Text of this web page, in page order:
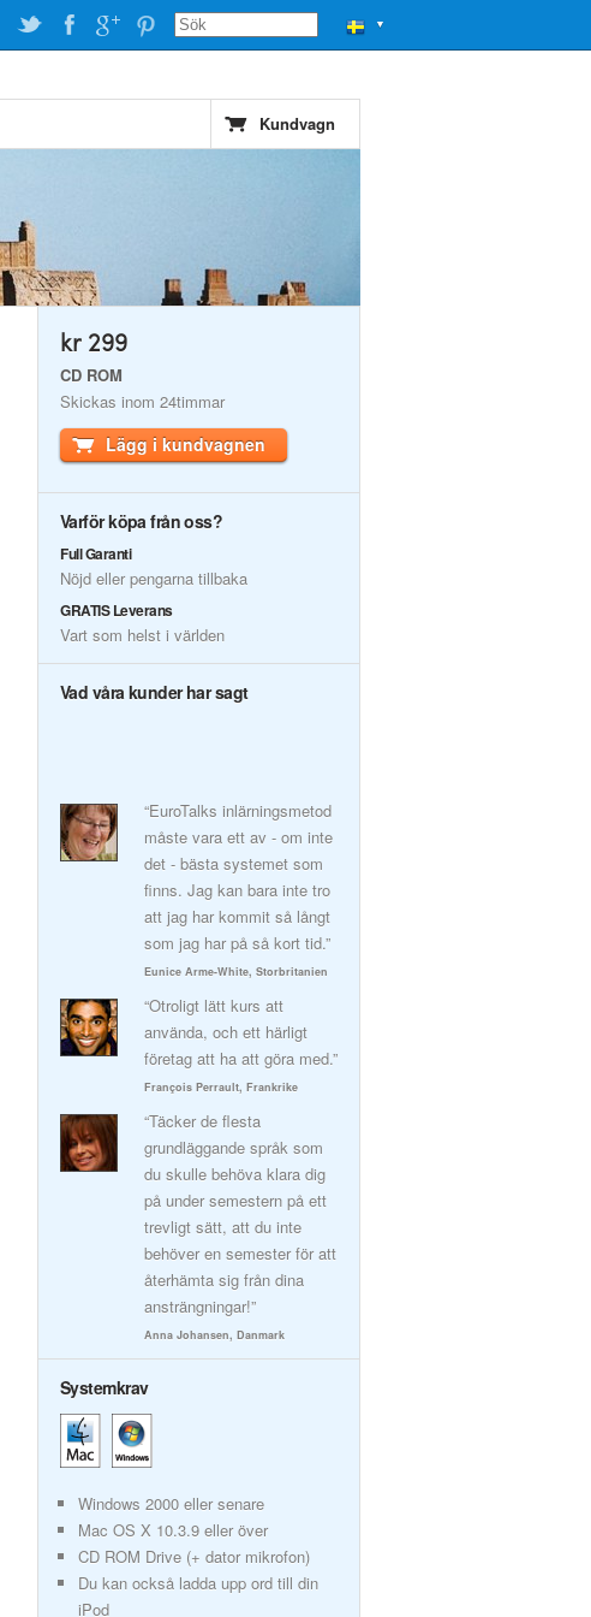
▼
Kundvagn
kr 299
CD ROM
Skickas inom 24timmar
Lägg i kundvagnen
Varför köpa från oss?
Full Garanti
Nöjd eller pengarna tillbaka
GRATIS Leverans
Vart som helst i världen
Vad våra kunder har sagt
“EuroTalks inlärningsmetod
måste vara ett av - om inte
det - bästa systemet som
finns. Jag kan bara inte tro
att jag har kommit så långt
som jag har på så kort tid.”
Eunice Arme-White, Storbritanien
“Otroligt lätt kurs att
använda, och ett härligt
företag att ha att göra med.”
François Perrault, Frankrike
“Täcker de flesta
grundläggande språk som
du skulle behöva klara dig
på under semestern på ett
trevligt sätt, att du inte
behöver en semester för att
återhämta sig från dina
ansträngningar!”
Anna Johansen, Danmark
Systemkrav
Windows 2000 eller senare
Mac OS X 10.3.9 eller över
CD ROM Drive (+ dator mikrofon)
Du kan också ladda upp ord till din
iPod